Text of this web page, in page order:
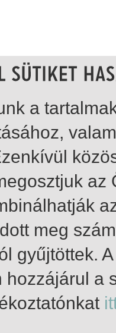
a
meg
gyűjtöttek.
hozzájárul a